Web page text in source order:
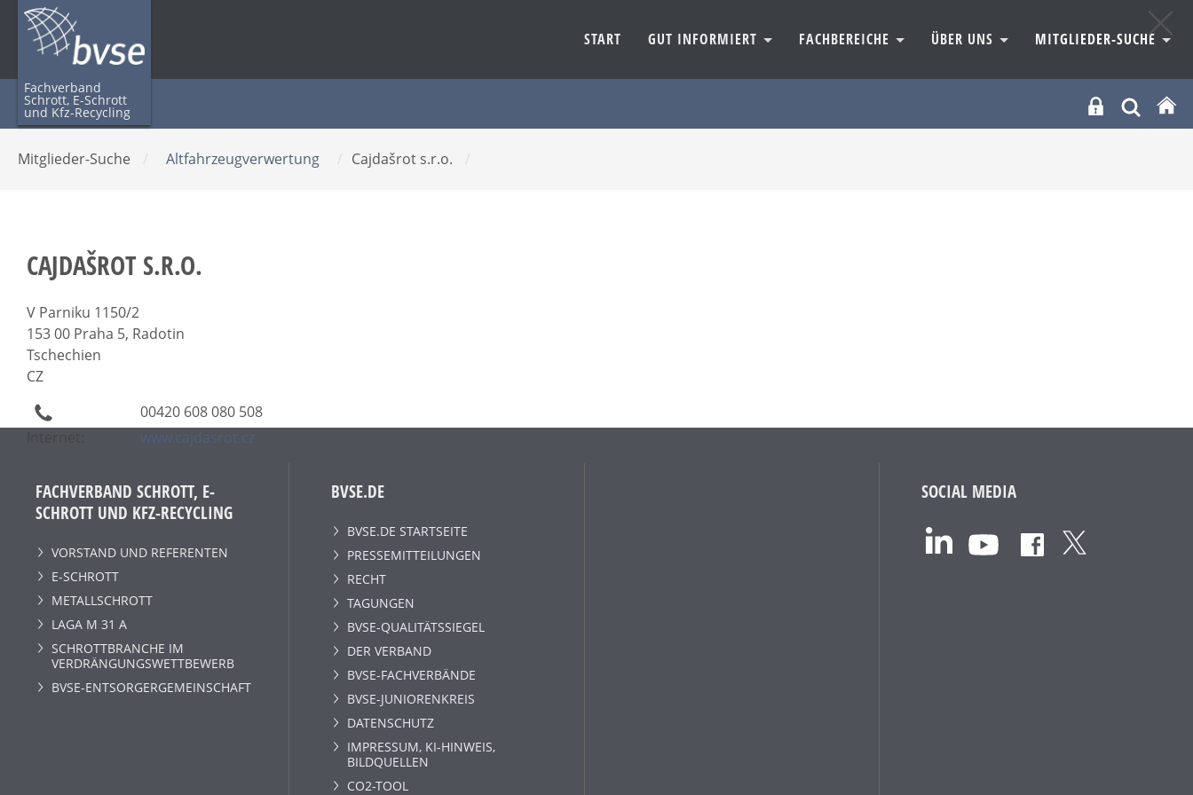
Fachverband
Schrott, E-Schrott
und Kfz-Recycling
START GUT INFORMIERT FACHBEREICHE ÜBER UNS MITGLIEDER-SUCHE
Mitglieder-Suche / Altfahrzeugverwertung / Cajdašrot s.r.o. /
CAJDAŠROT S.R.O.
V Parniku 1150/2
153 00 Praha 5, Radotin
Tschechien
CZ
00420 608 080 508
www.cajdasrot.cz
FACHVERBAND SCHROTT, E-
SCHROTT UND KFZ-RECYCLING
VORSTAND UND REFERENTEN
E-SCHROTT
METALLSCHROTT
LAGA M 31 A
SCHROTTBRANCHE IM
VERDRÄNGUNGSWETTBEWERB
BVSE-ENTSORGERGEMEINSCHAFT
BVSE.DE
BVSE.DE STARTSEITE
PRESSEMITTEILUNGEN
RECHT
TAGUNGEN
BVSE-QUALITÄTSSIEGEL
DER VERBAND
BVSE-FACHVERBÄNDE
BVSE-JUNIORENKREIS
DATENSCHUTZ
IMPRESSUM, KI-HINWEIS,
BILDQUELLEN
CO2-TOOL
SOCIAL MEDIA